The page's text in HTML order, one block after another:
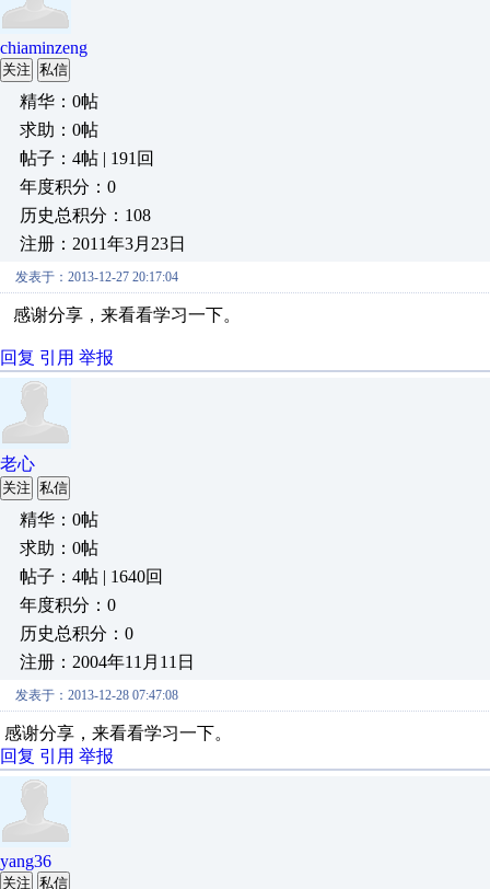
chiaminzeng
关注 私信
精华：0帖
求助：0帖
帖子：4帖 | 191回
年度积分：0
历史总积分：108
注册：2011年3月23日
发表于：2013-12-27 20:17:04
感谢分享，来看看学习一下。
回复 引用 举报
老心
关注 私信
精华：0帖
求助：0帖
帖子：4帖 | 1640回
年度积分：0
历史总积分：0
注册：2004年11月11日
发表于：2013-12-28 07:47:08
感谢分享，来看看学习一下。
回复 引用 举报
yang36
关注 私信